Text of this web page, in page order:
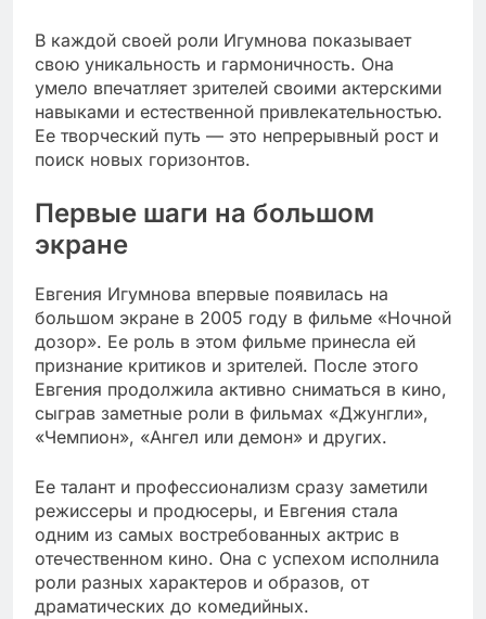
В каждой своей роли Игумнова показывает
свою уникальность и гармоничность. Она
умело впечатляет зрителей своими актерскими
навыками и естественной привлекательностью.
Ее творческий путь — это непрерывный рост и
поиск новых горизонтов.
Первые шаги на большом
экране
Евгения Игумнова впервые появилась на
большом экране в 2005 году в фильме «Ночной
дозор». Ее роль в этом фильме принесла ей
признание критиков и зрителей. После этого
Евгения продолжила активно сниматься в кино,
сыграв заметные роли в фильмах «Джунгли»,
«Чемпион», «Ангел или демон» и других.
Ее талант и профессионализм сразу заметили
режиссеры и продюсеры, и Евгения стала
одним из самых востребованных актрис в
отечественном кино. Она с успехом исполнила
роли разных характеров и образов, от
драматических до комедийных.